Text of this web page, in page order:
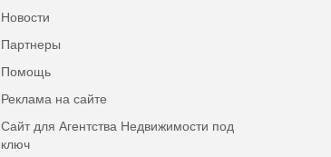
Новости
Партнеры
Помощь
Реклама на сайте
Сайт для Агентства Недвижимости под
ключ